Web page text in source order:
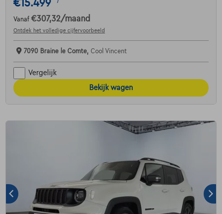
€15.499
Vanaf €307,32/maand
Ontdek het volledige cijfervoorbeeld
7090 Braine le Comte, Cool Vincent
Vergelijk
Bekijk wagen